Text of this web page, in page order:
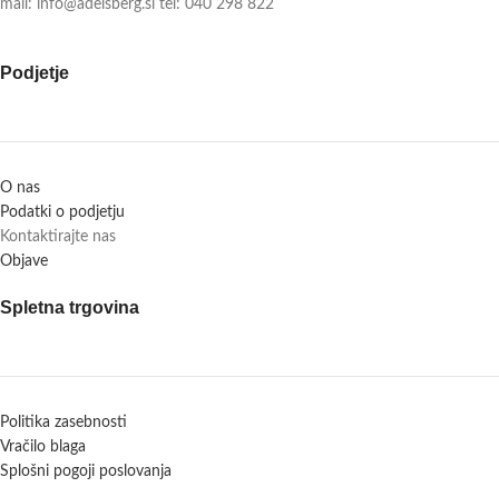
mail: info@adelsberg.si tel: 040 298 822
Podjetje
O nas
Podatki o podjetju
Kontaktirajte nas
Objave
Spletna trgovina
Politika zasebnosti
Vračilo blaga
Splošni pogoji poslovanja